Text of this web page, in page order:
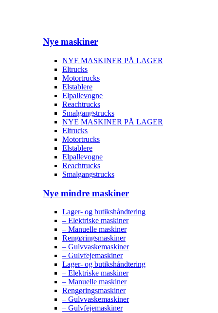
Nye maskiner
NYE MASKINER PÅ LAGER
Eltrucks
Motortrucks
Elstablere
Elpallevogne
Reachtrucks
Smalgangstrucks
NYE MASKINER PÅ LAGER
Eltrucks
Motortrucks
Elstablere
Elpallevogne
Reachtrucks
Smalgangstrucks
Nye mindre maskiner
Lager- og butikshåndtering
– Elektriske maskiner
– Manuelle maskiner
Rengøringsmaskiner
– Gulvvaskemaskiner
– Gulvfejemaskiner
Lager- og butikshåndtering
– Elektriske maskiner
– Manuelle maskiner
Rengøringsmaskiner
– Gulvvaskemaskiner
– Gulvfejemaskiner